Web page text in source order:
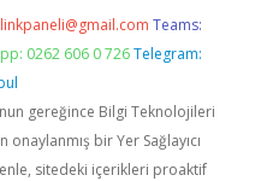
Teams:
0262 606 0 726 Telegram:
gereğince Bilgi Teknolojileri
bir Yer Sağlayıcı
sitedeki içerikleri proaktif